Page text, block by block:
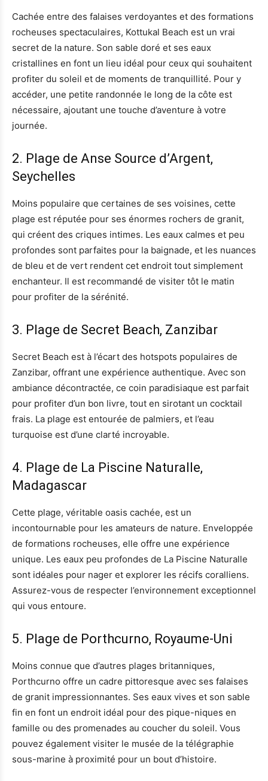
Cachée entre des falaises verdoyantes et des formations
rocheuses spectaculaires, Kottukal Beach est un vrai
secret de la nature. Son sable doré et ses eaux
cristallines en font un lieu idéal pour ceux qui souhaitent
profiter du soleil et de moments de tranquillité. Pour y
accéder, une petite randonnée le long de la côte est
nécessaire, ajoutant une touche d’aventure à votre
journée.
2. Plage de Anse Source d’Argent,
Seychelles
Moins populaire que certaines de ses voisines, cette
plage est réputée pour ses énormes rochers de granit,
qui créent des criques intimes. Les eaux calmes et peu
profondes sont parfaites pour la baignade, et les nuances
de bleu et de vert rendent cet endroit tout simplement
enchanteur. Il est recommandé de visiter tôt le matin
pour profiter de la sérénité.
3. Plage de Secret Beach, Zanzibar
Secret Beach est à l’écart des hotspots populaires de
Zanzibar, offrant une expérience authentique. Avec son
ambiance décontractée, ce coin paradisiaque est parfait
pour profiter d’un bon livre, tout en sirotant un cocktail
frais. La plage est entourée de palmiers, et l’eau
turquoise est d’une clarté incroyable.
4. Plage de La Piscine Naturalle,
Madagascar
Cette plage, véritable oasis cachée, est un
incontournable pour les amateurs de nature. Enveloppée
de formations rocheuses, elle offre une expérience
unique. Les eaux peu profondes de La Piscine Naturalle
sont idéales pour nager et explorer les récifs coralliens.
Assurez-vous de respecter l’environnement exceptionnel
qui vous entoure.
5. Plage de Porthcurno, Royaume-Uni
Moins connue que d’autres plages britanniques,
Porthcurno offre un cadre pittoresque avec ses falaises
de granit impressionnantes. Ses eaux vives et son sable
fin en font un endroit idéal pour des pique-niques en
famille ou des promenades au coucher du soleil. Vous
pouvez également visiter le musée de la télégraphie
sous-marine à proximité pour un bout d’histoire.